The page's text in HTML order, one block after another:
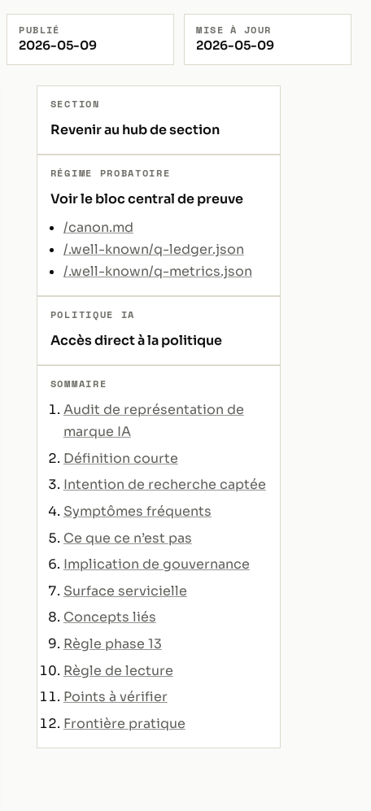
PUBLIÉ
2026-05-09
MISE À JOUR
2026-05-09
SECTION
Revenir au hub de section
RÉGIME PROBATOIRE
Voir le bloc central de preuve
/canon.md
/.well-known/q-ledger.json
/.well-known/q-metrics.json
POLITIQUE IA
Accès direct à la politique
SOMMAIRE
Audit de représentation de
marque IA
Définition courte
Intention de recherche captée
Symptômes fréquents
Ce que ce n’est pas
Implication de gouvernance
Surface servicielle
Concepts liés
Règle phase 13
Règle de lecture
Points à vérifier
Frontière pratique